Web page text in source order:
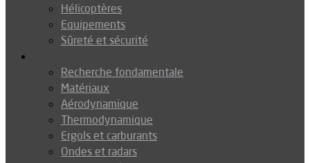
Hélicoptères
Equipements
Sûreté et sécurité
Recherche fondamentale
Matériaux
Aérodynamique
Thermodynamique
Ergols et carburants
Ondes et radars